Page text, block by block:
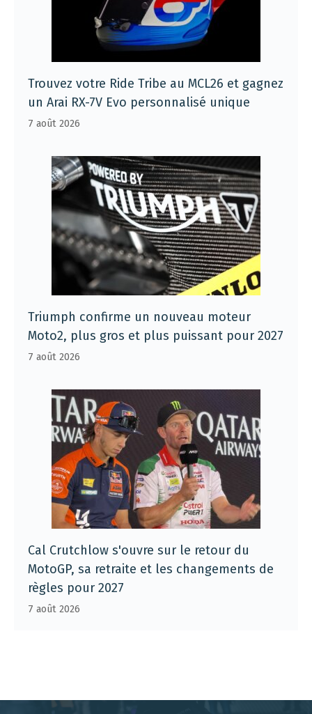
Trouvez votre Ride Tribe au MCL26 et gagnez
un Arai RX-7V Evo personnalisé unique
7 août 2026
Triumph confirme un nouveau moteur
Moto2, plus gros et plus puissant pour 2027
7 août 2026
Cal Crutchlow s'ouvre sur le retour du
MotoGP, sa retraite et les changements de
règles pour 2027
7 août 2026